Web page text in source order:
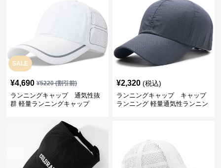
SALE
¥4,690 ¥5220(割引前)
ランニングキャップ 通気性抜
群 軽量ランニングキャップ
¥2,320 (税込)
ランニングキャップ キャップ
ランニング 軽量通気性ランニン